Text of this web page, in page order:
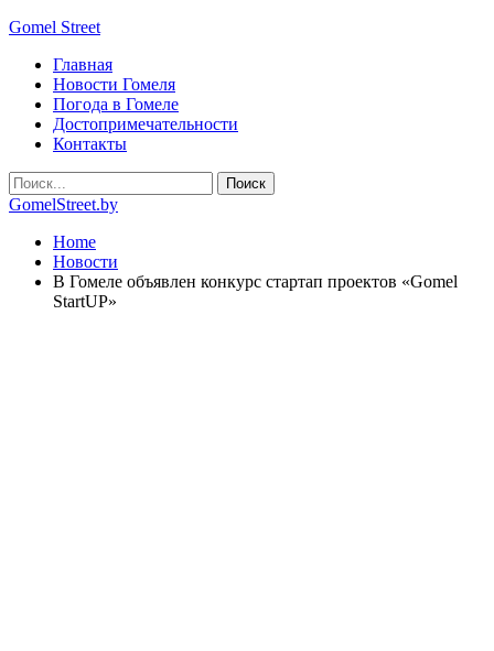
Gomel Street
Главная
Новости Гомеля
Погода в Гомеле
Достопримечательности
Контакты
GomelStreet.by
Home
Новости
В Гомеле объявлен конкурс стартап проектов «Gomel
StartUP»